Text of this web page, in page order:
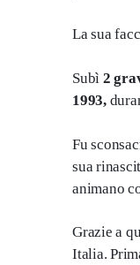
La sua
Subì 2
1993,
Fu
sua
animano
Grazie a
Italia.